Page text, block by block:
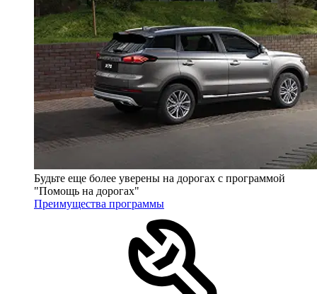
Будьте еще более уверены на дорогах с программой
"Помощь на дорогах"
Преимущества программы